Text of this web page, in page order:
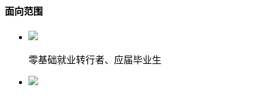
面向范围
零基础就业转行者、应届毕业生